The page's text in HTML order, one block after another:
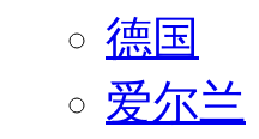
德国
爱尔兰